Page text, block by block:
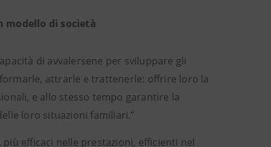
di società
di avvalersene per sviluppare gli
attrarle e trattenerle: offrire loro la
e allo stesso tempo garantire la
loro situazioni familiari.”
efficaci nelle prestazioni, efficienti nel